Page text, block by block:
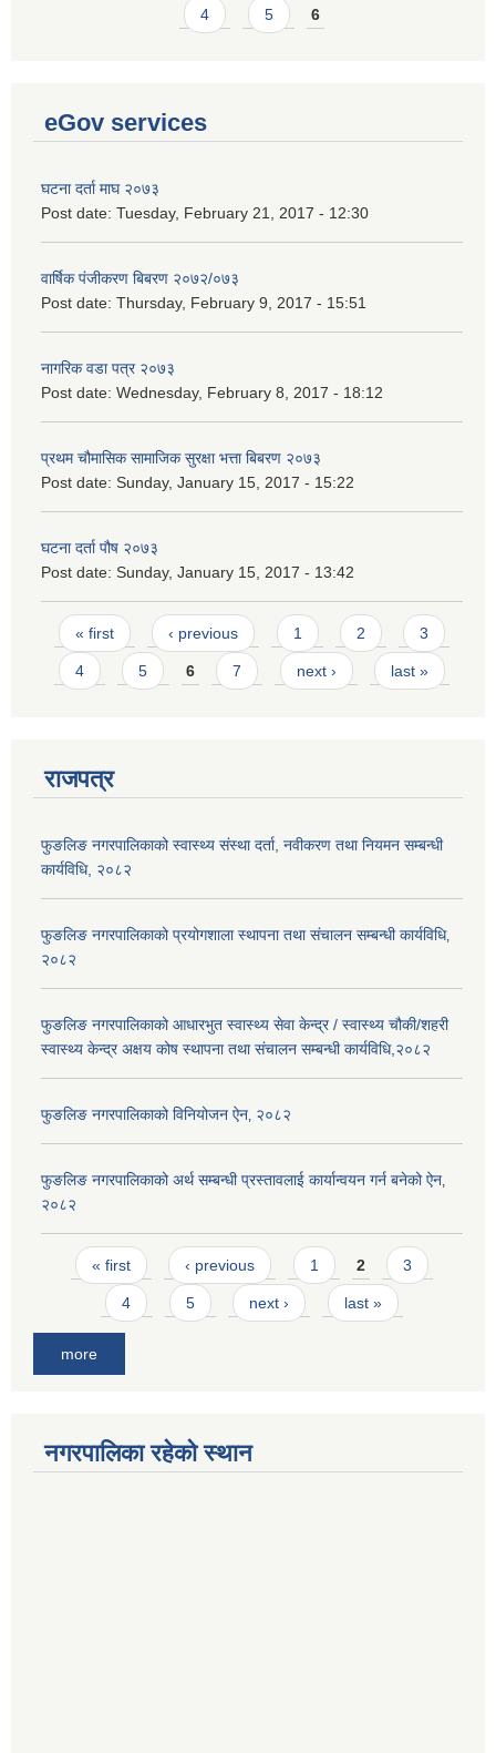
4 5 6
eGov services
घटना दर्ता माघ २०७३
Post date: Tuesday, February 21, 2017 - 12:30
वार्षिक पंजीकरण बिबरण २०७२/०७३
Post date: Thursday, February 9, 2017 - 15:51
नागरिक वडा पत्र २०७३
Post date: Wednesday, February 8, 2017 - 18:12
प्रथम चौमासिक सामाजिक सुरक्षा भत्ता बिबरण २०७३
Post date: Sunday, January 15, 2017 - 15:22
घटना दर्ता पौष २०७३
Post date: Sunday, January 15, 2017 - 13:42
Pages
« first ‹ previous 1 2 3
4 5 6 7 next › last »
राजपत्र
फुङलिङ नगरपालिकाको स्वास्थ्य संस्था दर्ता, नवीकरण तथा नियमन सम्बन्धी
कार्यविधि, २०८२
फुङलिङ नगरपालिकाको प्रयोगशाला स्थापना तथा संचालन सम्बन्धी कार्यविधि‚
२०८२
फुङलिङ नगरपालिकाको आधारभुत स्वास्थ्य सेवा केन्द्र / स्वास्थ्य चौकी/शहरी
स्वास्थ्य केन्द्र अक्षय कोष स्थापना तथा संचालन सम्बन्धी कार्यविधि,२०८२
फुङलिङ नगरपालिकाको विनियोजन ऐन‚ २०८२
फुङलिङ नगरपालिकाको अर्थ सम्बन्धी प्रस्तावलाई कार्यान्वयन गर्न बनेको ऐन‚
२०८२
Pages
« first ‹ previous 1 2 3
4 5 next › last »
more
नगरपालिका रहेको स्थान